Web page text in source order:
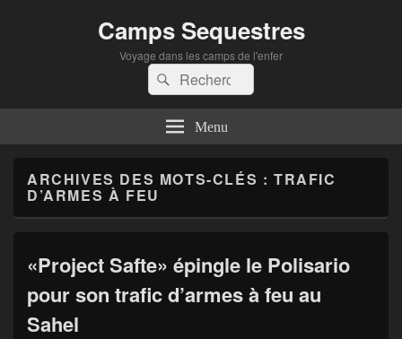
Camps Sequestres
Voyage dans les camps de l'enfer
Recherche :
Rechercher
Menu
ARCHIVES DES MOTS-CLÉS :TRAFIC
D’ARMES À FEU
«Project Safte» épingle le Polisario
pour son trafic d’armes à feu au
Sahel